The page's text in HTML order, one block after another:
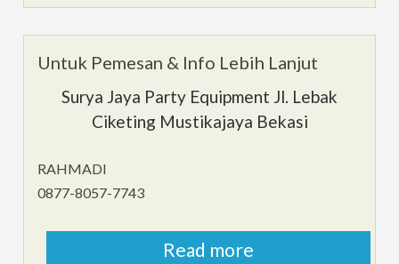
Untuk Pemesan & Info Lebih Lanjut
Surya Jaya Party Equipment Jl. Lebak
Ciketing Mustikajaya Bekasi
RAHMADI
0877-8057-7743
Read more